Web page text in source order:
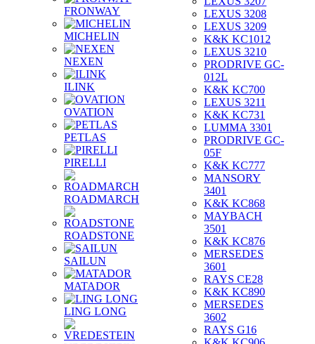
FRONWAY
MICHELIN
NEXEN
ILINK
OVATION
PETLAS
PIRELLI
ROADMARCH
ROADSTONE
SAILUN
MATADOR
LING LONG
LEXUS 3208
LEXUS 3209
K&K KC1012
LEXUS 3210
PRODRIVE GC-
012L
K&K KC700
LEXUS 3211
K&K KC731
LUMMA 3301
PRODRIVE GC-
05F
K&K KC777
MANSORY
3401
K&K KC868
MAYBACH
3501
K&K KC876
MERSEDES
3601
RAYS CE28
K&K KC890
MERSEDES
3602
RAYS G16